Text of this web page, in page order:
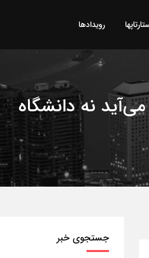
رویدادها
نه دانشگاه
جستجوی خبر